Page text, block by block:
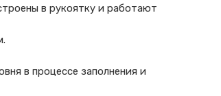
в рукоятку и работают
в процессе заполнения и